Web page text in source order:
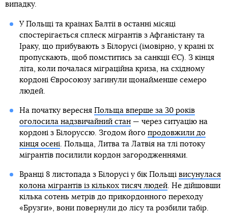
випадку.
У Польщі та країнах Балтії в останні місяці
спостерігається сплеск мігрантів з Афганістану та
Іраку, що прибувають з Білорусі (імовірно, у країні їх
пропускають, щоб помститись за санкції ЄС). З кінця
літа, коли почалася міграційна криза, на східному
кордоні Євросоюзу загинули щонайменше семеро
людей.
На початку вересня Польща вперше за 30 років
оголосила надзвичайний стан— через ситуацію на
кордоні з Білоруссю. Згодом його продовжили до
кінця осені. Польща, Литва та Латвія на тлі потоку
мігрантів посилили кордон загородженнями.
Вранці 8 листопада з Білорусі у бік Польщі висунулася
колона мігрантів із кількох тисяч людей. Не дійшовши
кілька сотень метрів до прикордонного переходу
«Брузги», вони повернули до лісу та розбили табір.